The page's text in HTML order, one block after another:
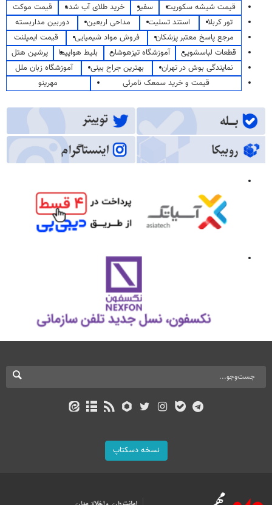
قیمت شیشه سکوریت سفیر خرید طلای آب شده
قیمت موکت
تور کربلا
استند تسلیت مداحی اربعین
دوربین مداربسته
مرجع پاسخ معتبر پزشکان
فروش مواد شیمیایی
قیمت ایمپلنت
قطعات لباسشویی
آموزشگاه تیزهوشان بلیط هواپیما
پرشین هتل
نمایندگی بوش در تهران
بهترین جراح بینی
آموزشگاه زبان ملل
قیمت و خرید سمعک نامرئی
مهرینو
نسخه دسکتاپ